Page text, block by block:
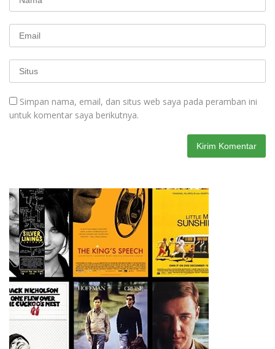
Simpan nama, email, dan situs web saya pada peramban ini
untuk komentar saya berikutnya.